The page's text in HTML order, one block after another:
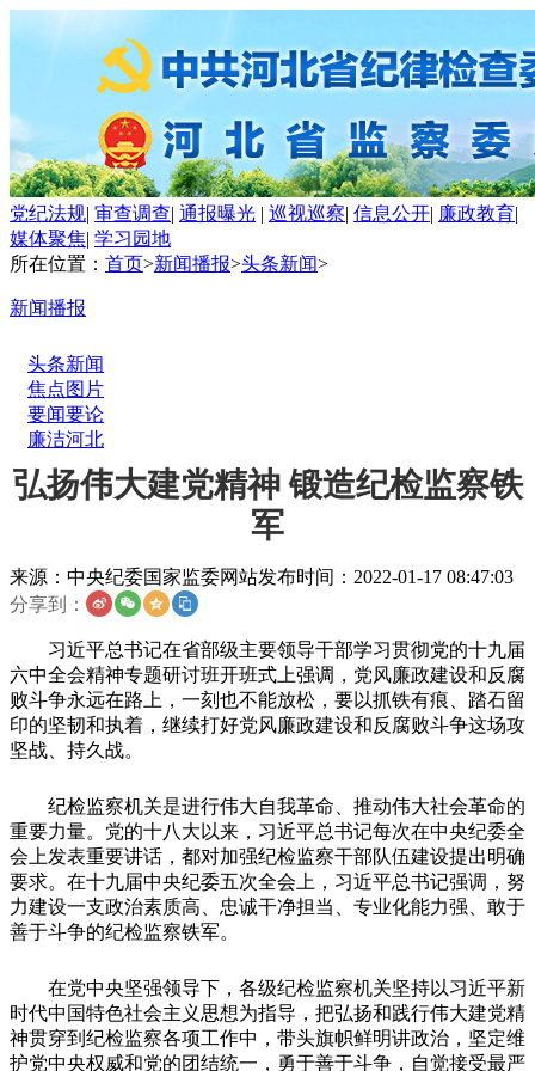
党纪法规| 审查调查| 通报曝光 | 巡视巡察| 信息公开| 廉政教育|
媒体聚焦| 学习园地
所在位置： 首页>新闻播报>头条新闻>
新闻播报
头条新闻
焦点图片
要闻要论
廉洁河北
弘扬伟大建党精神 锻造纪检监察铁
军
来源： 中央纪委国家监委网站发布时间： 2022-01-17 08:47:03
分享到：
习近平总书记在省部级主要领导干部学习贯彻党的十九届
六中全会精神专题研讨班开班式上强调，党风廉政建设和反腐
败斗争永远在路上，一刻也不能放松，要以抓铁有痕、踏石留
印的坚韧和执着，继续打好党风廉政建设和反腐败斗争这场攻
坚战、持久战。
纪检监察机关是进行伟大自我革命、推动伟大社会革命的
重要力量。党的十八大以来，习近平总书记每次在中央纪委全
会上发表重要讲话，都对加强纪检监察干部队伍建设提出明确
要求。在十九届中央纪委五次全会上，习近平总书记强调，努
力建设一支政治素质高、忠诚干净担当、专业化能力强、敢于
善于斗争的纪检监察铁军。
在党中央坚强领导下，各级纪检监察机关坚持以习近平新
时代中国特色社会主义思想为指导，把弘扬和践行伟大建党精
神贯穿到纪检监察各项工作中，带头旗帜鲜明讲政治，坚定维
护党中央权威和党的团结统一，勇于善于斗争，自觉接受最严